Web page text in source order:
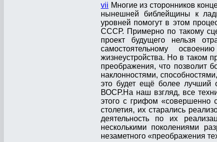
vii Многие из сторонников
нынешней библейщины к
уровней помогут в этом
СССР. Примерно по такому
проект будущего нельзя
самостоятельному
жизнеустройства. Но в таком
преображения, что позволит
наклонностями,
это будет ещё более лучший
ВОСР.На наш взгляд, все
этого с грифом «совершенно
столетия, их старались
деятельность по их
несколькими поколениями
незаметного «преображения